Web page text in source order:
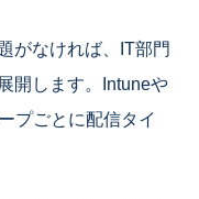
がなければ、IT部門
開します。Intuneや
プごとに配信タイ